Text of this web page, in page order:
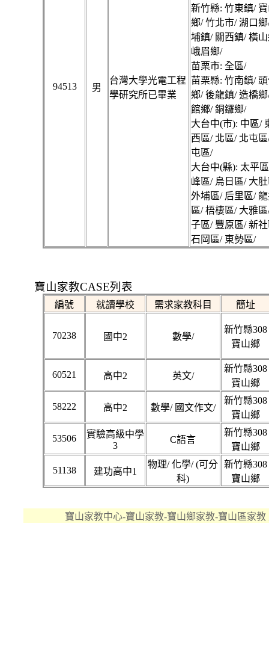
94513 男
台灣大學光電工程
學研究所已畢業
新竹縣: 竹東鎮/
鄉/ 竹北市/ 湖口
埔鎮/ 關西鎮/ 橫
峨眉鄉/
苗栗市: 全區/
苗栗縣: 竹南鎮/
鄉/ 後龍鎮/ 造橋
館鄉/ 銅鑼鄉/
大台中(市): 中區/
西區/ 北區/ 北屯
屯區/
大台中(縣): 太平
峰區/ 烏日區/ 大
外埔區/ 后里區/
區/ 梧棲區/ 大雅
子區/ 豐原區/ 新
石岡區/ 東勢區/
寶山家教CASE列表
編號 就讀學校 需求家教科目 簡址
70238 國中2 數學/
新竹縣308
寶山鄉
60521 高中2 英文/
新竹縣308
寶山鄉
58222 高中2 數學/ 國文作文/
新竹縣308
寶山鄉
53506
實驗高級中學
3
C語言
新竹縣308
寶山鄉
51138 建功高中1
物理/ 化學/ (可分
科)
新竹縣308
寶山鄉
寶山家教中心-寶山家教-寶山鄉家教-寶山區家